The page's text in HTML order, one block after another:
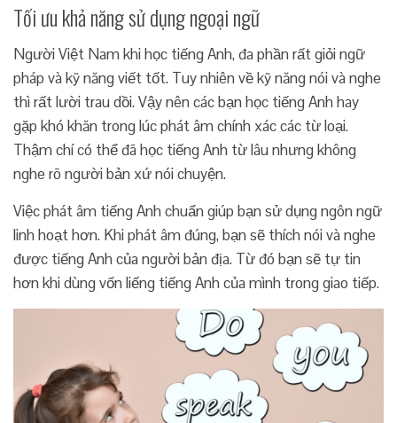
Tối ưu khả năng sử dụng ngoại ngữ
Người Việt Nam khi học tiếng Anh, đa phần rất giỏi ngữ
pháp và kỹ năng viết tốt. Tuy nhiên về kỹ năng nói và nghe
thì rất lười trau dồi. Vậy nên các bạn học tiếng Anh hay
gặp khó khăn trong lúc phát âm chính xác các từ loại.
Thậm chí có thể đã học tiếng Anh từ lâu nhưng không
nghe rõ người bản xứ nói chuyện.
Việc phát âm tiếng Anh chuẩn giúp bạn sử dụng ngôn ngữ
linh hoạt hơn. Khi phát âm đúng, bạn sẽ thích nói và nghe
được tiếng Anh của người bản địa. Từ đó bạn sẽ tự tin
hơn khi dùng vốn liếng tiếng Anh của mình trong giao tiếp.